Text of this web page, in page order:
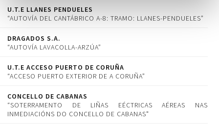
U.T.E LLANES PENDUELES
“AUTOVÍA DEL CANTÁBRICO A-8: TRAMO: LLANES-PENDUELES”
DRAGADOS S.A.
“AUTOVÍA LAVACOLLA-ARZÚA”
U.T.E ACCESO PUERTO DE CORUÑA
“ACCESO PUERTO EXTERIOR DE A CORUÑA”
CONCELLO DE CABANAS
“SOTERRAMENTO DE LIÑAS EÉCTRICAS AÉREAS NAS
INMEDIACIÓNS DO CONCELLO DE CABANAS"